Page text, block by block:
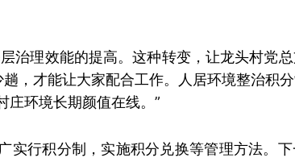
治理效能的提高。这种转变，让龙头村党
，才能让大家配合工作。人居环境整治积
庄环境长期颜值在线。”
实行积分制，实施积分兑换等管理方法。